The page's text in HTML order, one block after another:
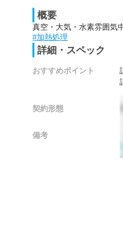
概要
真空・大気・水素雰囲気
#加熱処理
詳細・スペック
おすすめポイント
契約形態
備考